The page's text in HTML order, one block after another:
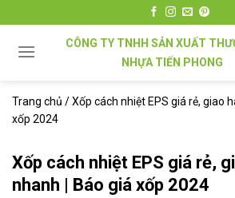
đến
CÔNG TY TNHH SẢN XUẤT
NHỰA TIẾN PHONG
Trang chủ /Xốp cách nhiệt EPS giá rẻ, giao
xốp 2024
Xốp cách nhiệt EPS giá rẻ,
nhanh | Báo giá xốp 2024